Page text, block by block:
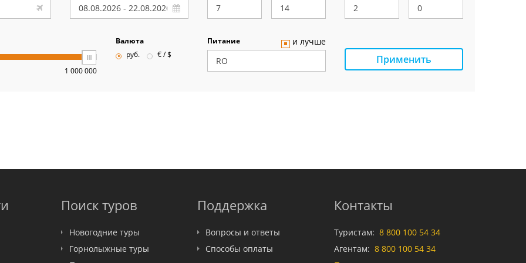
1 000 000
Валюта
руб.
€ / $
Питание и лучше
Применить
Поиск туров
Новогодние туры
Горнолыжные туры
Поддержка
Вопросы и ответы
Способы оплаты
Контакты
Туристам: 8 800 100 54 34
Агентам: 8 800 100 54 34